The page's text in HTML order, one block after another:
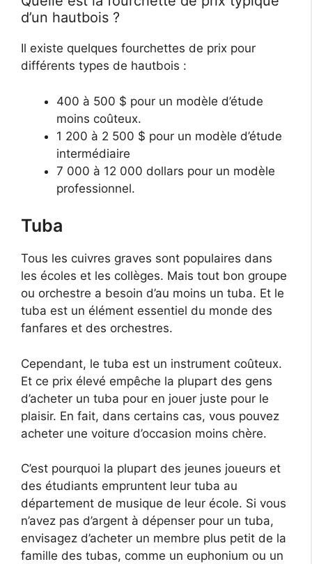
d’un hautbois ?
Il existe quelques fourchettes de prix pour
différents types de hautbois :
400 à 500 $ pour un modèle d’étude
moins coûteux.
1 200 à 2 500 $ pour un modèle d’étude
intermédiaire
7 000 à 12 000 dollars pour un modèle
professionnel.
Tuba
Tous les cuivres graves sont populaires dans
les écoles et les collèges. Mais tout bon groupe
ou orchestre a besoin d’au moins un tuba. Et le
tuba est un élément essentiel du monde des
fanfares et des orchestres.
Cependant, le tuba est un instrument coûteux.
Et ce prix élevé empêche la plupart des gens
d’acheter un tuba pour en jouer juste pour le
plaisir. En fait, dans certains cas, vous pouvez
acheter une voiture d’occasion moins chère.
C’est pourquoi la plupart des jeunes joueurs et
des étudiants empruntent leur tuba au
département de musique de leur école. Si vous
n’avez pas d’argent à dépenser pour un tuba,
envisagez d’acheter un membre plus petit de la
famille des tubas, comme un euphonium ou un